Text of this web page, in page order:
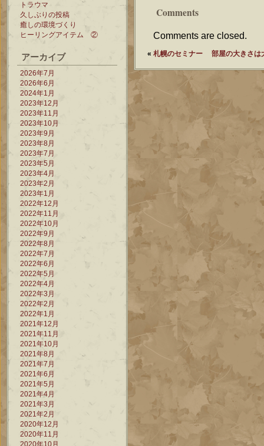
トラウマ
久しぶりの投稿
癒しの環境づくり
ヒーリングアイテム ②
アーカイブ
2026年7月
2026年6月
2024年1月
2023年12月
2023年11月
2023年10月
2023年9月
2023年8月
2023年7月
2023年5月
2023年4月
2023年2月
2023年1月
2022年12月
2022年11月
2022年10月
2022年9月
2022年8月
2022年7月
2022年6月
2022年5月
2022年4月
2022年3月
2022年2月
2022年1月
2021年12月
2021年11月
2021年10月
2021年8月
2021年7月
2021年6月
2021年5月
2021年4月
2021年3月
2021年2月
2020年12月
2020年11月
2020年10月
Comments
Comments are closed.
« 札幌のセミナー 部屋の大きさは